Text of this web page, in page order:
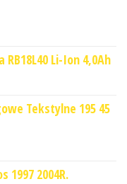
Li-Ion 4,0Ah
Tekstylne 195 45
1997 2004R.